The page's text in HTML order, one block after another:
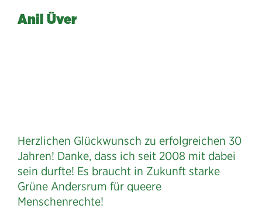
Anil Üver
Herzlichen Glückwunsch zu erfolgreichen 30
Jahren! Danke, dass ich seit 2008 mit dabei
sein durfte! Es braucht in Zukunft starke
Grüne Andersrum für queere
Menschenrechte!